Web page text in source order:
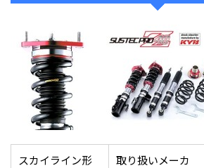
スカイライン形
取り扱いメーカ